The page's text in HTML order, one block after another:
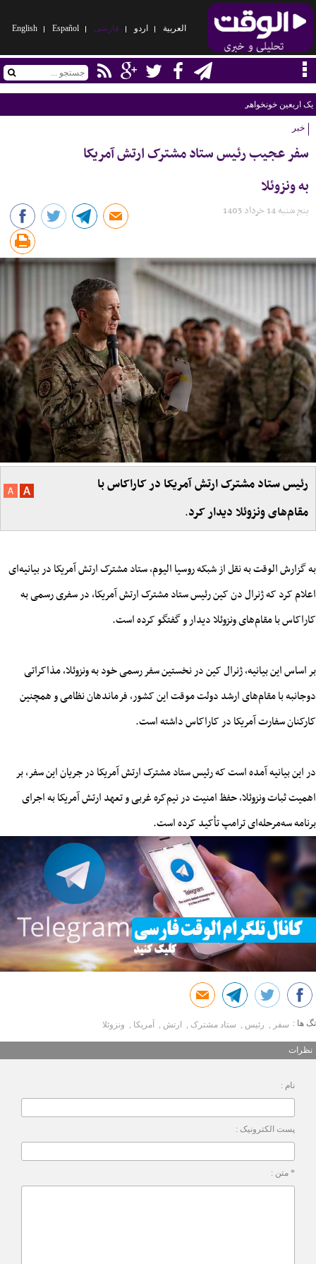
العربیة اردو فارسی Español
English
یک اربعین خونخواهی
خبر
سفر عجیب رئیس ستاد مشترک ارتش آمریکا
به ونزوئلا
پنج شنبه 14 خرداد 1405
رئیس ستاد مشترک ارتش آمریکا در کاراکاس با
مقام‌های ونزوئلا دیدار کرد.
به گزارش الوقت به نقل از شبکه روسیا الیوم، ستاد مشترک ارتش آمریکا در بیانیه‌ای
اعلام کرد که ژنرال دن کین رئیس ستاد مشترک ارتش آمریکا، در سفری رسمی به
کاراکاس با مقام‌های ونزوئلا دیدار و گفتگو کرده است.
بر اساس این بیانیه، ژنرال کین در نخستین سفر رسمی خود به ونزوئلا، مذاکراتی
دوجانبه با مقام‌های ارشد دولت موقت این کشور، فرماندهان نظامی و همچنین
کارکنان سفارت آمریکا در کاراکاس داشته است.
در این بیانیه آمده است که رئیس ستاد مشترک ارتش آمریکا در جریان این سفر، بر
اهمیت ثبات ونزوئلا، حفظ امنیت در نیم‌کره غربی و تعهد ارتش آمریکا به اجرای
برنامه سه‌مرحله‌ای ترامپ تأکید کرده است.
تگ ها : سفر رئیس ستاد مشترک ارتش آمریکا ونزوئلا
نظرات
نام :
پست الکترونیک :
* متن :